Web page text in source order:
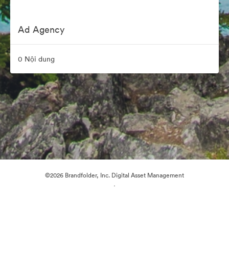
Ad Agency
0 Nội dung
©2026 Brandfolder, Inc. Digital Asset Management
·